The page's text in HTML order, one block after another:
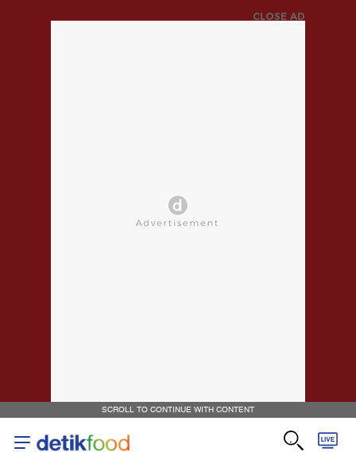
CLOSE AD
SCROLL TO CONTINUE WITH CONTENT